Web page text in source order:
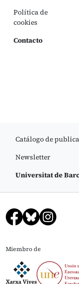
Política de
cookies
Contacto
Catálogo de
Newsletter
Universitat de
Miembro de